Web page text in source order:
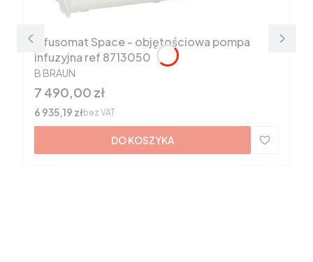
Infusomat Space - objętościowa pompa
infuzyjna ref 8713050
PRODUCENT
B BRAUN
Cena
7 490,00 zł
Cena
6 935,19 złbez VAT
DO KOSZYKA